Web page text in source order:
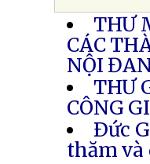
THƯ
CÁC
NỘI
THƯ
CÔNG
Ðức
thăm và